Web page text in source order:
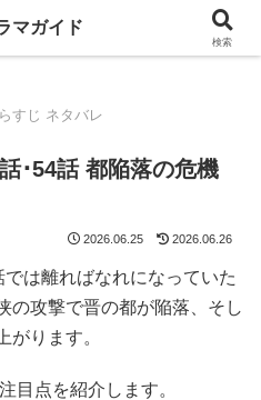
るともっと面白い！
すじ ネタバレ
･54話 都陥落の危機
2026.06.25 2026.06.26
は離ればなれになっていた
の攻撃で晋の都が陥落、そし
がります。
目点を紹介します。
マガイド
検索